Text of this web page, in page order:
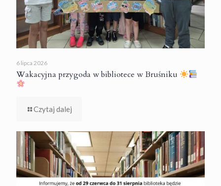
6 lipca 2026
Wakacyjna przygoda w bibliotece w Bruśniku
Czytaj dalej